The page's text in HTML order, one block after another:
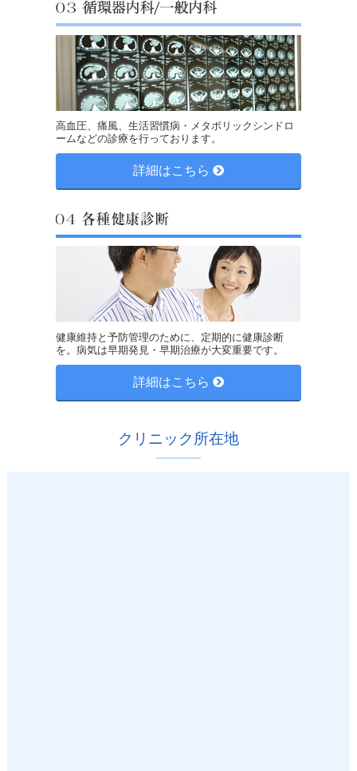
高血圧、痛風、生活習慣病・メタボリックシンドロ
ームなどの診療を行っております。
詳細はこちら
健康維持と予防管理のために、定期的に健康診断
を。病気は早期発見・早期治療が大変重要です。
詳細はこちら
クリニック所在地